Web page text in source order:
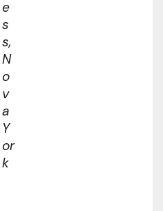
e
s
s,
N
o
v
a
Y
or
k